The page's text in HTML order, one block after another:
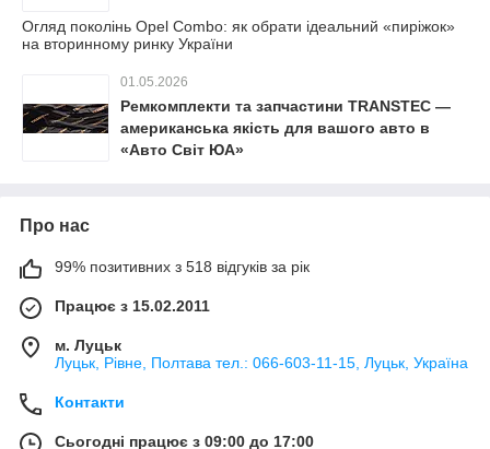
Огляд поколінь Opel Combo: як обрати ідеальний «пиріжок»
на вторинному ринку України
01.05.2026
Ремкомплекти та запчастини TRANSTEC —
американська якість для вашого авто в
«Авто Світ ЮА»
Про нас
99% позитивних з 518 відгуків за рік
Працює з 15.02.2011
м. Луцьк
Луцьк, Рівне, Полтава тел.: 066-603-11-15, Луцьк, Україна
Контакти
Сьогодні працює з 09:00 до 17:00